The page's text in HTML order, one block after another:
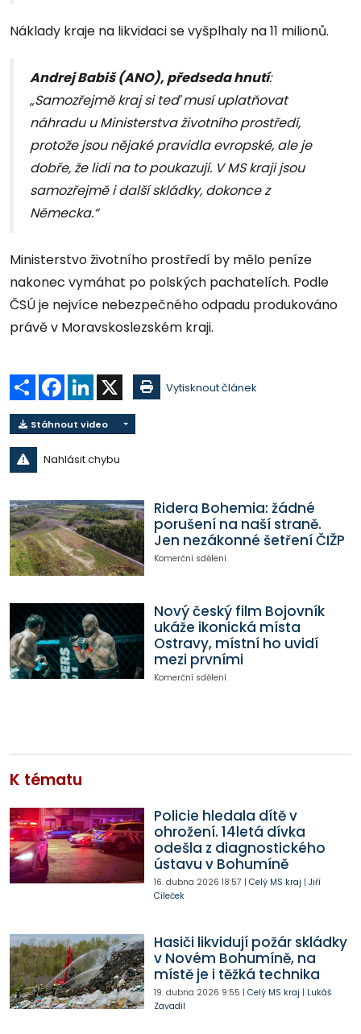
Náklady kraje na likvidaci se vyšplhaly na 11 milionů.
Andrej Babiš (ANO), předseda hnutí:
„Samozřejmě kraj si teď musí uplatňovat
náhradu u Ministerstva životního prostředí,
protože jsou nějaké pravidla evropské, ale je
dobře, že lidi na to poukazují. V MS kraji jsou
samozřejmě i další skládky, dokonce z
Německa.“
Ministerstvo životního prostředí by mělo peníze
nakonec vymáhat po polských pachatelích. Podle
ČSÚ je nejvíce nebezpečného odpadu produkováno
právě v Moravskoslezském kraji.
Sdílet Facebook
LinkedIn Vytisknout článek
Stáhnout video
Nahlásit chybu
Ridera Bohemia: žádné
porušení na naší straně.
Jen nezákonné šetření ČIŽP
Komerční sdělení
Nový český film Bojovník
ukáže ikonická místa
Ostravy, místní ho uvidí
mezi prvními
Komerční sdělení
K tématu
Policie hledala dítě v
ohrožení. 14letá dívka
odešla z diagnostického
ústavu v Bohumíně
16. dubna 2026 18:57 | Celý MS kraj | Jiří
Cileček
Hasiči likvidují požár skládky
v Novém Bohumíně, na
místě je i těžká technika
19. dubna 2026 9:55 | Celý MS kraj | Lukáš
Zavadil